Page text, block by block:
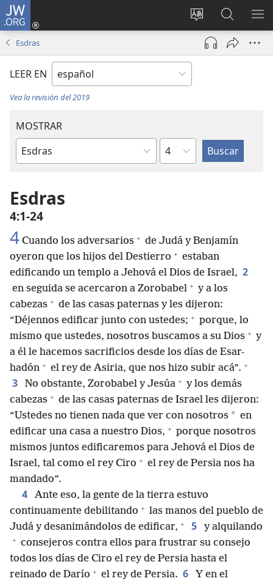
JW.ORG
Cambiar
idioma
del sitio
Iniciar
sesión
(abre
nueva
en
jw.org
Esdras
LEER EN
Vea la revisión del 2019
MOSTRAR
Libro
la
Biblia
Capítulo
Esdras
4:1-24
4 Cuando los adversarios + de Judá y Benjamín
oyeron que los hijos del Destierro + estaban
edificando un templo a Jehová el Dios de Israel, 2
en seguida se acercaron a Zorobabel + y a los
cabezas + de las casas paternas y les dijeron:
“Déjennos edificar junto con ustedes; + porque, lo
mismo que ustedes, nosotros buscamos a su Dios + y
a él le hacemos sacrificios desde los días de Esar-
hadón + el rey de Asiria, que nos hizo subir acá”. +
3 No obstante, Zorobabel y Jesúa + y los demás
cabezas + de las casas paternas de Israel les dijeron:
“Ustedes no tienen nada que ver con nosotros * en
edificar una casa a nuestro Dios, + porque nosotros
mismos juntos edificaremos para Jehová el Dios de
Israel, tal como el rey Ciro + el rey de Persia nos ha
mandado”.
4
Ante eso, la gente de la tierra estuvo
continuamente debilitando + las manos del pueblo de
Judá y desanimándolos de edificar, + 5 y alquilando
+ consejeros contra ellos para frustrar su consejo
todos los días de Ciro el rey de Persia hasta el
reinado de Darío + el rey de Persia. 6
Y en el